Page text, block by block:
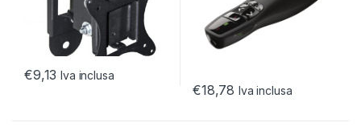
€9,13 Iva inclusa
€18,78 Iva inclusa